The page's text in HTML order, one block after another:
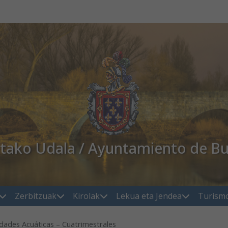
Udala / Ayuntamiento de
Zerbitzuak Kirolak Lekua eta Jendea
Acuáticas – Cuatrimestrales